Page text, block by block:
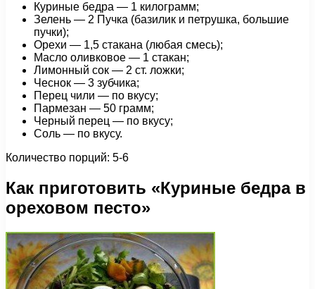
Куриные бедра — 1 килограмм;
Зелень — 2 Пучка (базилик и петрушка, большие
пучки);
Орехи — 1,5 стакана (любая смесь);
Масло оливковое — 1 стакан;
Лимонный сок — 2 ст. ложки;
Чеснок — 3 зубчика;
Перец чили — по вкусу;
Пармезан — 50 грамм;
Черный перец — по вкусу;
Соль — по вкусу.
Количество порций: 5-6
Как приготовить «Куриные бедра в
ореховом песто»